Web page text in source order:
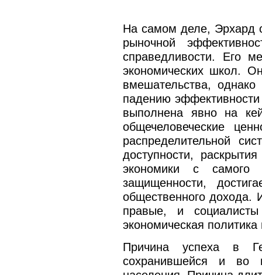
На самом деле, Эрхард
рыночной
справедливости. Его
экономических школ.
вмешательства,
падению
выполнена явно на
общечеловеческие
распределительной
доступности,
экономики с самого
защищенности,
общественного дохода.
правые, и
экономическая
Причина успеха в
сохранившейся и во